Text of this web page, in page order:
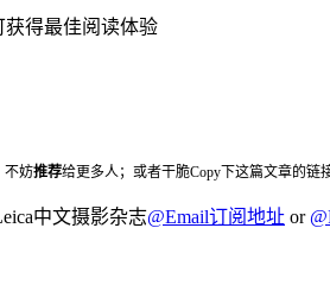
获得最佳阅读体验
不妨推荐给更多人；或者干脆Copy下这篇文章的链
中文摄影杂志@Email订阅地址 or